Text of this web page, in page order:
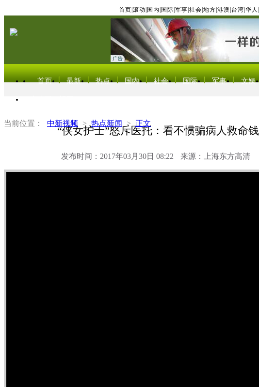
首页 滚动 国内 国际 军事 社会 地方 港澳 台湾 华人
首页 最新 热点 国内 社会 国际 军事 文娱
当前位置： 中新视频 > 热点新闻 > 正文
“侠女护士”怒斥医托：看不惯骗病人救命钱
发布时间：2017年03月30日 08:22 来源：上海东方高清